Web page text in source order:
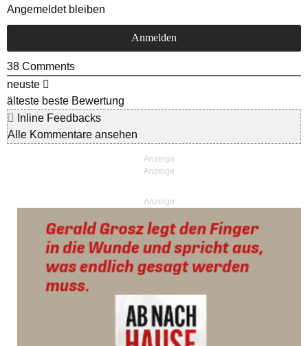
Angemeldet bleiben
38 Comments
neuste
älteste beste Bewertung
Inline Feedbacks
Alle Kommentare ansehen
Anzeige